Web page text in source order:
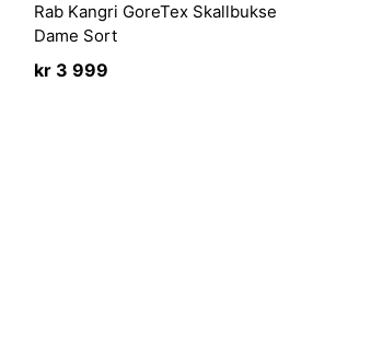
Rab Kangri GoreTex Skallbukse
Dame Sort
kr3 999